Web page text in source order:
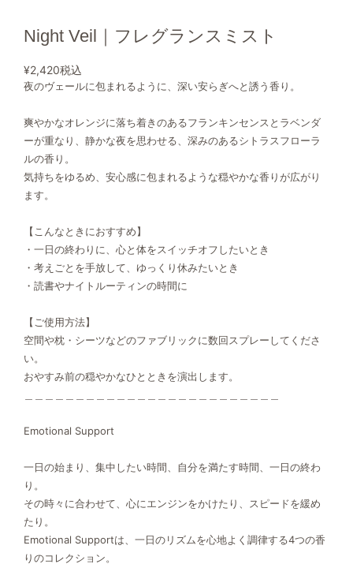
Night Veil｜フレグランスミスト
¥2,420税込
夜のヴェールに包まれるように、深い安らぎへと誘う香り。
爽やかなオレンジに落ち着きのあるフランキンセンスとラベンダ
ーが重なり、静かな夜を思わせる、深みのあるシトラスフローラ
ルの香り。
気持ちをゆるめ、安心感に包まれるような穏やかな香りが広がり
ます。
【こんなときにおすすめ】
・一日の終わりに、心と体をスイッチオフしたいとき
・考えごとを手放して、ゆっくり休みたいとき
・読書やナイトルーティンの時間に
【ご使用方法】
空間や枕・シーツなどのファブリックに数回スプレーしてくださ
い。
おやすみ前の穏やかなひとときを演出します。
Emotional Support
一日の始まり、集中したい時間、自分を満たす時間、一日の終わ
り。
その時々に合わせて、心にエンジンをかけたり、スピードを緩め
たり。
Emotional Supportは、一日のリズムを心地よく調律する4つの香
りのコレクション。